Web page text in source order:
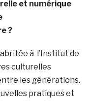
et numérique
?
à l’Institut de
culturelles
les générations.
pratiques et